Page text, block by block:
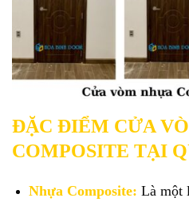
ĐẶC ĐIỂM CỬA
COMPOSITE TẠI
Nhựa Composite: Là một